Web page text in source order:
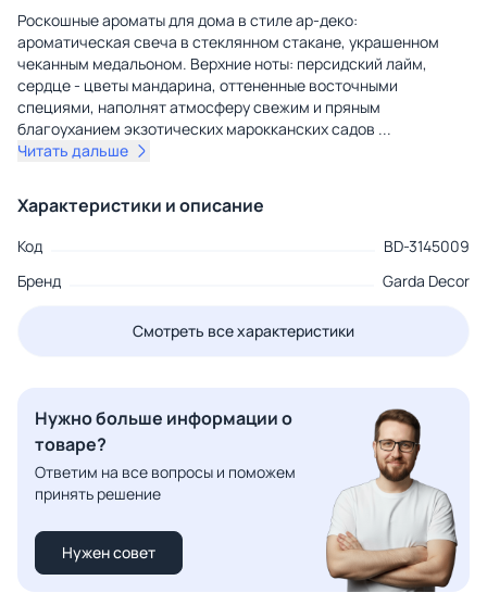
Роскошные ароматы для дома в стиле ар-деко:
ароматическая свеча в стеклянном стакане, украшенном
чеканным медальоном. Верхние ноты: персидский лайм,
сердце - цветы мандарина, оттененные восточными
специями, наполнят атмосферу свежим и пряным
благоуханием экзотических марокканских садов ...
Читать дальше
Характеристики и описание
Код
BD-3145009
Бренд
Garda Decor
Смотреть все характеристики
Нужно больше информации о
товаре?
Ответим на все вопросы и поможем
принять решение
Нужен совет